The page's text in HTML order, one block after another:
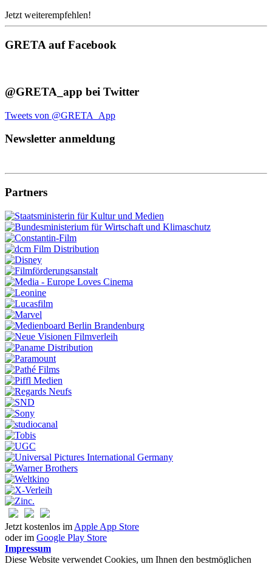
Jetzt weiterempfehlen!
GRETA auf Facebook
@GRETA_app bei Twitter
Tweets von @GRETA_App
Newsletter anmeldung
Partners
Jetzt kostenlos im Apple App Store
oder im Google Play Store
Impressum
Diese Website verwendet Cookies, um Ihnen den bestmöglichen